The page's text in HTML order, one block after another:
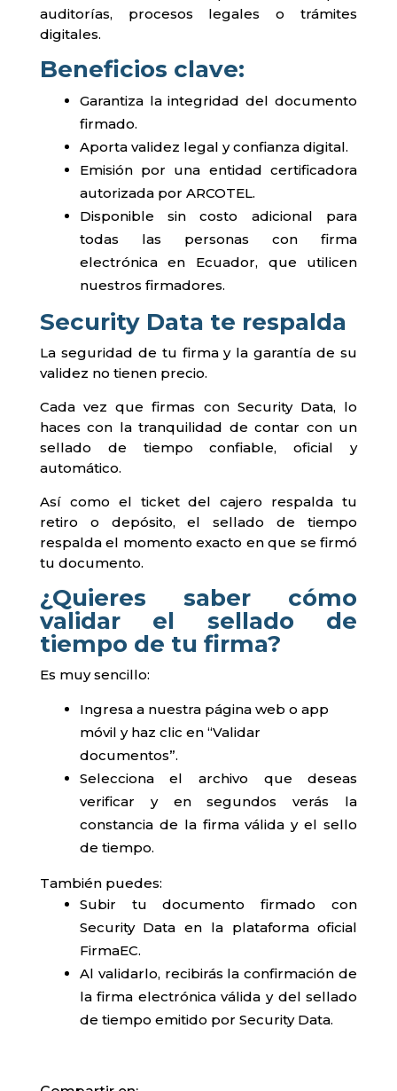
auditorías, procesos legales o trámites
digitales.
Beneficios clave:
Garantiza la integridad del documento
firmado.
Aporta validez legal y confianza digital.
Emisión por una entidad certificadora
autorizada por ARCOTEL.
Disponible sin costo adicional para
todas las personas con firma
electrónica en Ecuador, que utilicen
nuestros firmadores.
Security Data te respalda
La seguridad de tu firma y la garantía de su
validez no tienen precio.
Cada vez que firmas con Security Data, lo
haces con la tranquilidad de contar con un
sellado de tiempo confiable, oficial y
automático.
Así como el ticket del cajero respalda tu
retiro o depósito, el sellado de tiempo
respalda el momento exacto en que se firmó
tu documento.
¿Quieres saber cómo
validar el sellado de
tiempo de tu firma?
Es muy sencillo:
Ingresa a nuestra página web o app
móvil y haz clic en “Validar
documentos”.
Selecciona el archivo que deseas
verificar y en segundos verás la
constancia de la firma válida y el sello
de tiempo.
También puedes:
Subir tu documento firmado con
Security Data en la plataforma oficial
FirmaEC.
Al validarlo, recibirás la confirmación de
la firma electrónica válida y del sellado
de tiempo emitido por Security Data.